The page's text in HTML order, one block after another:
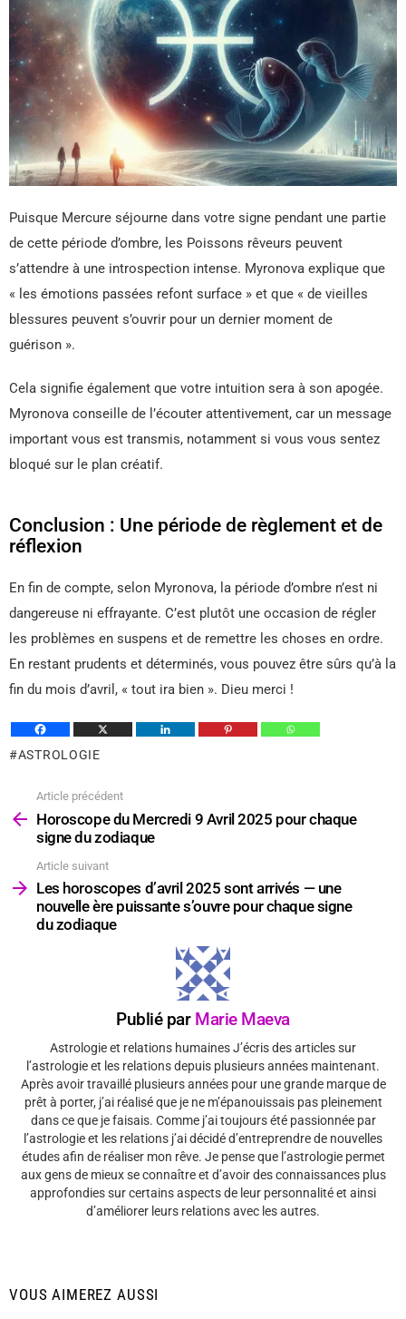
Puisque Mercure séjourne dans votre signe pendant une partie
de cette période d’ombre, les Poissons rêveurs peuvent
s’attendre à une introspection intense. Myronova explique que
« les émotions passées refont surface » et que « de vieilles
blessures peuvent s’ouvrir pour un dernier moment de
guérison ».
Cela signifie également que votre intuition sera à son apogée.
Myronova conseille de l’écouter attentivement, car un message
important vous est transmis, notamment si vous vous sentez
bloqué sur le plan créatif.
Conclusion : Une période de règlement et de
réflexion
En fin de compte, selon Myronova, la période d’ombre n’est ni
dangereuse ni effrayante. C’est plutôt une occasion de régler
les problèmes en suspens et de remettre les choses en ordre.
En restant prudents et déterminés, vous pouvez être sûrs qu’à la
fin du mois d’avril, « tout ira bien ». Dieu merci !
ASTROLOGIE
plus
Article précédent
Horoscope du Mercredi 9 Avril 2025 pour chaque
signe du zodiaque
Article suivant
Les horoscopes d’avril 2025 sont arrivés — une
nouvelle ère puissante s’ouvre pour chaque signe
du zodiaque
Publié par Marie Maeva
Astrologie et relations humaines J’écris des articles sur
l’astrologie et les relations depuis plusieurs années maintenant.
Après avoir travaillé plusieurs années pour une grande marque de
prêt à porter, j’ai réalisé que je ne m’épanouissais pas pleinement
dans ce que je faisais. Comme j’ai toujours été passionnée par
l’astrologie et les relations j’ai décidé d’entreprendre de nouvelles
études afin de réaliser mon rêve. Je pense que l’astrologie permet
aux gens de mieux se connaître et d’avoir des connaissances plus
approfondies sur certains aspects de leur personnalité et ainsi
d’améliorer leurs relations avec les autres.
VOUS AIMEREZ AUSSI